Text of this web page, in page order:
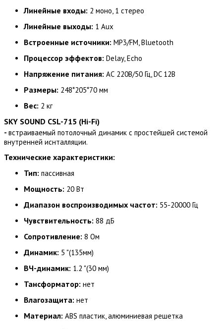
Линейные входы: 2 моно, 1 стерео
Линейные выходы: 1 Aux
Встроенные источники: MP3/FM, Bluetooth
Процессор эффектов: Delay, Echo
Напряжение питания: АС 220В/50 Гц, DC 12В
Размеры: 248*205*70 мм
Вес: 2 кг
SKY SOUND CSL-715 (Hi-Fi)
- встраиваемый потолочный динамик с простейшей системой
внутренней иснталляции.
Технические характеристики:
Тип: пассивная
Мощность: 20 Вт
Диапазон воспроизводимых частот: 55-20000 Гц
Чувствительность: 88 дБ
Сопротивление: 8 Ом
Динамик: 5 "(135мм)
ВЧ-динамик: 1.2 "(30 мм)
Тансформатор: нет
Влагозащита: нет
Материал: ABS пластик, алюминиевая решетка